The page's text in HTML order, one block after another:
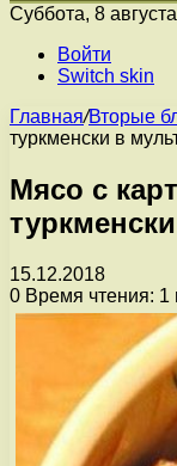
Суббота, 8
Войти
Switch skin
Главная/Вторые
туркменски в
Мясо с
15.12.2018
0 Время чтения: 1